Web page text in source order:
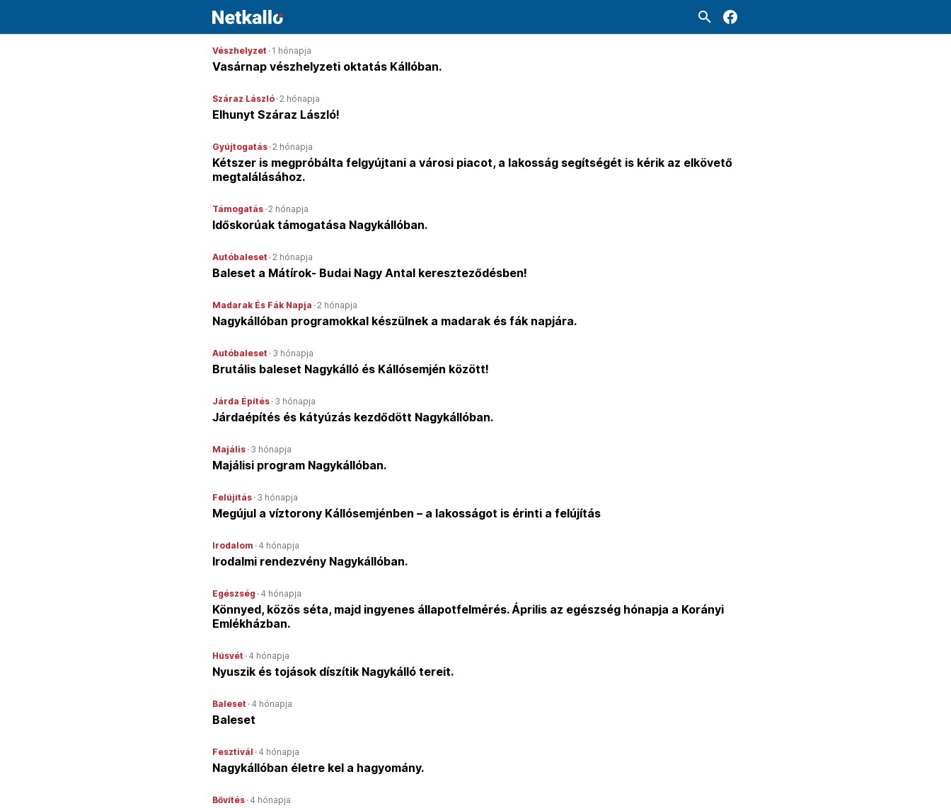
Vészhelyzet · 1 hónapja
Vasárnap vészhelyzeti oktatás Kállóban.
Száraz László ·2 hónapja
Elhunyt Száraz László!
Gyújtogatás ·2 hónapja
Kétszer is megpróbálta felgyújtani a városi piacot, a lakosság segítségét is kérik az elkövető
megtalálásához.
Támogatás ·2 hónapja
Időskorúak támogatása Nagykállóban.
Autóbaleset ·2 hónapja
Baleset a Mátírok- Budai Nagy Antal kereszteződésben!
Madarak És Fák Napja ·2 hónapja
Nagykállóban programokkal készülnek a madarak és fák napjára.
Autóbaleset · 3 hónapja
Brutális baleset Nagykálló és Kállósemjén között!
Járda Építés · 3 hónapja
Járdaépítés és kátyúzás kezdődött Nagykállóban.
Majális · 3 hónapja
Majálisi program Nagykállóban.
Felújítás · 3 hónapja
Megújul a víztorony Kállósemjénben – a lakosságot is érinti a felújítás
Irodalom · 4 hónapja
Irodalmi rendezvény Nagykállóban.
Egészség · 4 hónapja
Könnyed, közös séta, majd ingyenes állapotfelmérés. Április az egészség hónapja a Korányi
Emlékházban.
Húsvét · 4 hónapja
Nyuszik és tojások díszítik Nagykálló tereit.
Baleset · 4 hónapja
Baleset
Fesztivál · 4 hónapja
Nagykállóban életre kel a hagyomány.
Bővítés · 4 hónapja